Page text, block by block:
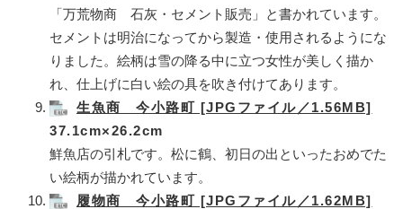
「万荒物商 石灰・セメント販売」と書かれています。
セメントは明治になってから製造・使用されるようにな
りました。絵柄は雪の降る中に立つ女性が美しく描か
れ、仕上げに白い絵の具を吹き付けてあります。
生魚商 今小路町 [JPGファイル／1.56MB]
37.1cm×26.2cm
鮮魚店の引札です。松に鶴、初日の出といったおめでた
い絵柄が描かれています。
履物商 今小路町 [JPGファイル／1.62MB]